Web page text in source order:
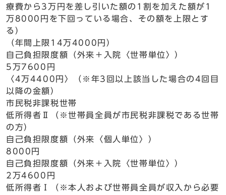
療費から3万円を差し引いた額の1割を加えた額が1
万8000円を下回っている場合、その額を上限とす
る）
（年間上限14万4000円）
自己負担限度額（外来＋入院〈世帯単位〉）
5万7600円
〈4万4400円〉（※年3回以上該当した場合の4回目
以降の金額）
市民税非課税世帯
低所得者Ⅱ（※世帯員全員が市民税非課税である世帯
の方）
自己負担限度額（外来〈個人単位〉）
8000円
自己負担限度額（外来＋入院〈世帯単位〉）
2万4600円
低所得者Ⅰ（※本人および世帯員全員が収入から必要